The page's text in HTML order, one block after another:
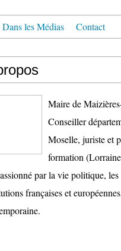
Dans les Médias Contact
Maire de
Conseiller
Moselle, juriste et
formation
par la vie politique, les
françaises et